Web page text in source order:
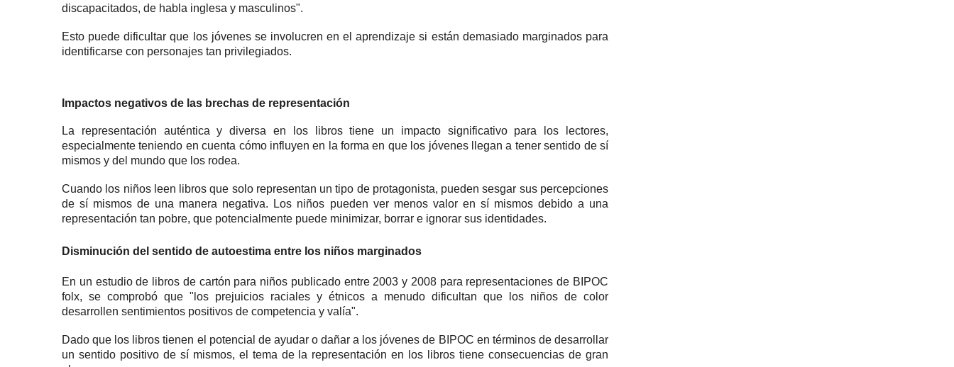
discapacitados, de habla inglesa y masculinos".
Esto puede dificultar que los jóvenes se involucren en el aprendizaje si están demasiado marginados para
identificarse con personajes tan privilegiados.
Impactos negativos de las brechas de representación
La representación auténtica y diversa en los libros tiene un impacto significativo para los lectores,
especialmente teniendo en cuenta cómo influyen en la forma en que los jóvenes llegan a tener sentido de sí
mismos y del mundo que los rodea.
Cuando los niños leen libros que solo representan un tipo de protagonista, pueden sesgar sus percepciones
de sí mismos de una manera negativa.
Los niños pueden ver menos valor en sí mismos debido a una
representación tan pobre, que potencialmente puede minimizar, borrar e ignorar sus identidades.
Disminución del sentido de autoestima entre los niños marginados
En un estudio de libros de cartón para niños publicado entre 2003 y 2008 para representaciones de BIPOC
folx, se comprobó que "los prejuicios raciales y étnicos a menudo dificultan que los niños de color
desarrollen sentimientos positivos de competencia y valía".
Dado que los libros tienen el potencial de ayudar o dañar a los jóvenes de BIPOC en términos de desarrollar
un sentido positivo de sí mismos, el tema de la representación en los libros tiene consecuencias de gran